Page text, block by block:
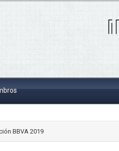
BBVA 2019